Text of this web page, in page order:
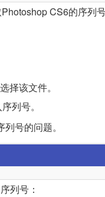
CS6的序列
择该文件。
列号。
号的问题。
列号：